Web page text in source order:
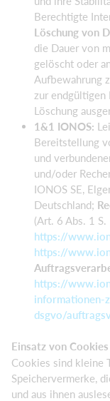
Berechtigte
Löschung von
die Dauer von
gelöscht oder
Aufbewahrung
zur
Löschung
1&1 IONOS:
Bereitstellung
und
und/oder
IONOS SE,
Deutschland;
(Art. 6 Abs. 1
https://
https://
https://
informationen-
dsgvo/
Einsatz von Cookies
Cookies sind kleine
Speichervermerke,
und aus ihnen